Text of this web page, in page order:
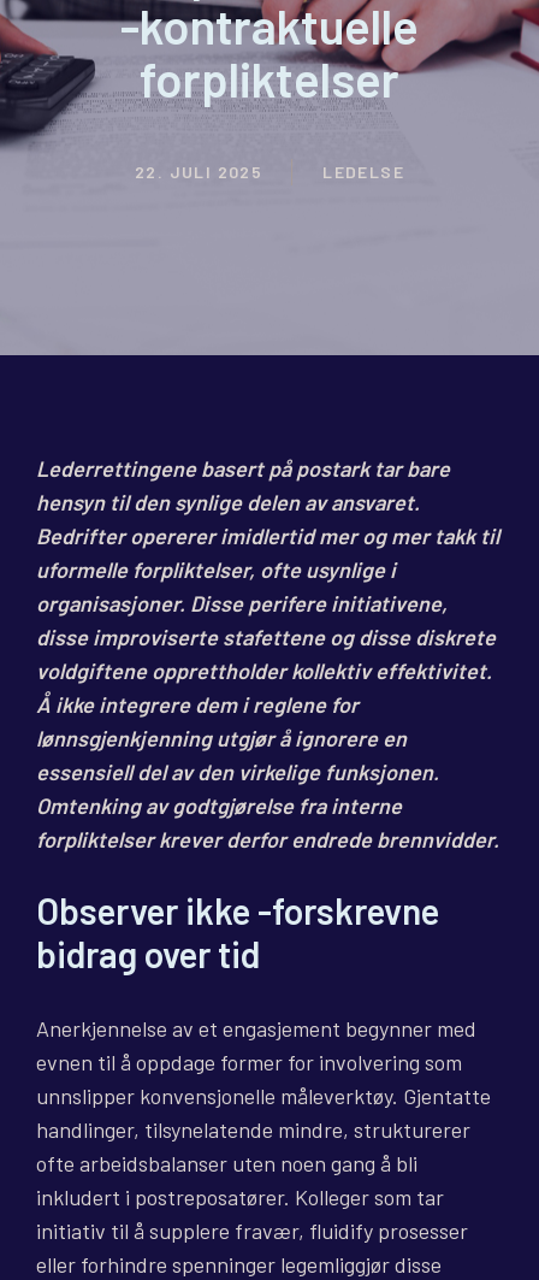
-kontraktuelle
forpliktelser
22. JULI 2025 LEDELSE
Lederrettingene basert på postark tar bare
hensyn til den synlige delen av ansvaret.
Bedrifter opererer imidlertid mer og mer takk til
uformelle forpliktelser, ofte usynlige i
organisasjoner. Disse perifere initiativene,
disse improviserte stafettene og disse diskrete
voldgiftene opprettholder kollektiv effektivitet.
Å ikke integrere dem i reglene for
lønnsgjenkjenning utgjør å ignorere en
essensiell del av den virkelige funksjonen.
Omtenking av godtgjørelse fra interne
forpliktelser krever derfor endrede brennvidder.
Observer ikke -forskrevne
bidrag over tid
Anerkjennelse av et engasjement begynner med
evnen til å oppdage former for involvering som
unnslipper konvensjonelle måleverktøy. Gjentatte
handlinger, tilsynelatende mindre, strukturerer
ofte arbeidsbalanser uten noen gang å bli
inkludert i postreposatører. Kolleger som tar
initiativ til å supplere fravær, fluidify prosesser
eller forhindre spenninger legemliggjør disse